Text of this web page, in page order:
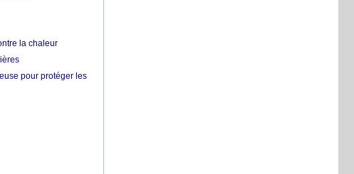
la chaleur
pour protéger les